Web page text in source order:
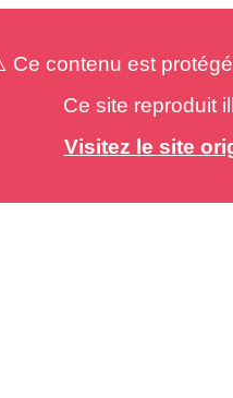
Ce contenu est
Ce site reproduit
Visitez le site